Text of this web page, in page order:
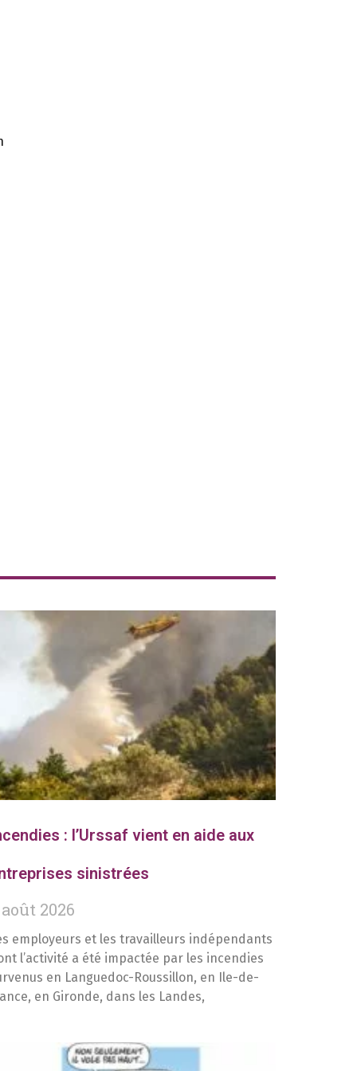
: l’Urssaf vient en aide aux
sinistrées
2026
employeurs et les travailleurs indépendants
l’activité a été impactée par les incendies
en Languedoc-Roussillon, en Ile-de-
en Gironde, dans les Landes,